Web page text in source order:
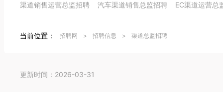
渠道销售运营总监招聘 汽车渠道销售总监招聘 EC渠道运营总
当前位置： 招聘网 > 招聘信息 > 渠道总监招聘
更新时间：2026-03-31